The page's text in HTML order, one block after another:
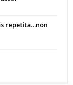
repetita…non